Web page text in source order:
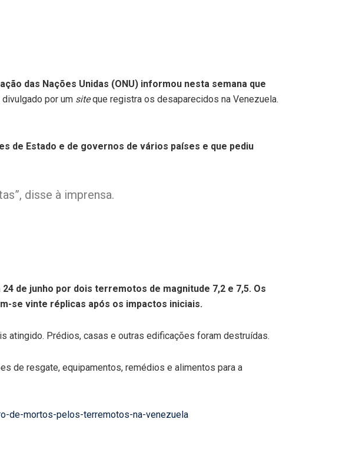
das Nações Unidas (ONU) informou nesta semana que
divulgado por um siteque registra os desaparecidos na Venezuela.
de Estado e de governos de vários países e que pediu
disse à imprensa.
de junho por dois terremotos de magnitude 7,2 e 7,5. Os
se vinte réplicas após os impactos iniciais.
atingido. Prédios, casas e outras edificações foram destruídas.
de resgate, equipamentos, remédios e alimentos para a
de-mortos-pelos-terremotos-na-venezuela